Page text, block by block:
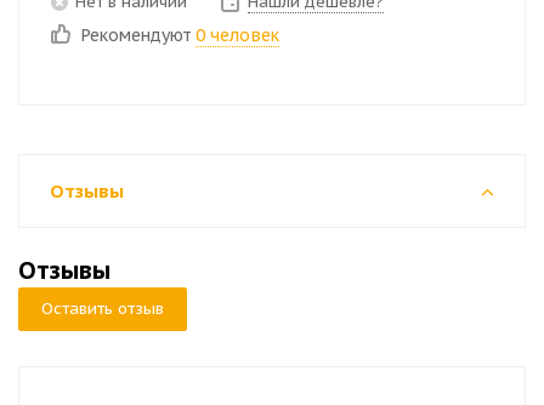
Рекомендуют 0 человек
Отзывы
Отзывы
Оставить отзыв